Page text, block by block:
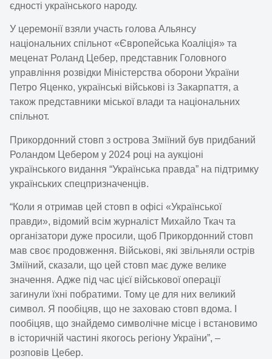
єдності українського народу.
У церемонії взяли участь голова Альянсу
національних спільнот «Європейська Коаліція» та
меценат Роланд Цебер, представник Головного
управління розвідки Міністерства оборони України
Петро Яценко, українські військові із Закарпаття, а
також представники міської влади та національних
спільнот.
Прикордонний стовп з острова Зміїний був придбаний
Роландом Цебером у 2024 році на аукціоні
українського видання “Українська правда” на підтримку
українських спецпризначенців.
“Коли я отримав цей стовп в офісі «Української
правди», відомий всім журналіст Михайло Ткач та
організатори дуже просили, щоб Прикордонний стовп
мав своє продовження. Військові, які звільняли острів
Зміїний, сказали, що цей стовп має дуже велике
значення. Адже під час цієї військової операції
загинули їхні побратими. Тому це для них великий
символ. Я пообіцяв, що не заховаю стовп вдома. І
пообіцяв, що знайдемо символічне місце і встановимо
в історичній частині якогось регіону України”, –
розповів Цебер.